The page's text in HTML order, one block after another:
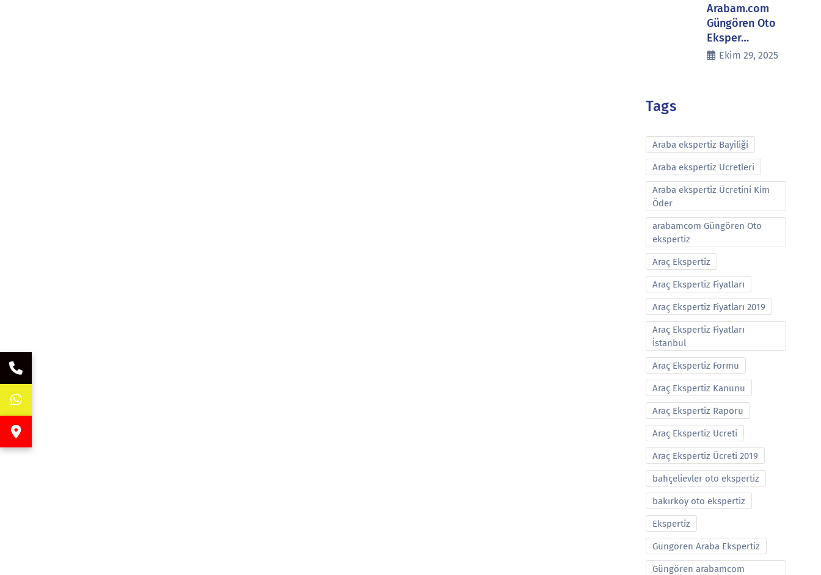
Arabam.com
Güngören Oto
Eksper…
Ekim 29, 2025
Tags
Araba ekspertiz Bayiliği
Araba ekspertiz Ucretleri
Araba ekspertiz Ücretini Kim
Öder
arabamcom Güngören Oto
ekspertiz
Araç Ekspertiz
Araç Ekspertiz Fiyatları
Araç Ekspertiz Fiyatları 2019
Araç Ekspertiz Fiyatları
İstanbul
Araç Ekspertiz Formu
Araç Ekspertiz Kanunu
Araç Ekspertiz Raporu
Araç Ekspertiz Ucreti
Araç Ekspertiz Ücreti 2019
bahçelievler oto ekspertiz
bakırköy oto ekspertiz
Ekspertiz
Güngören Araba Ekspertiz
Güngören arabamcom